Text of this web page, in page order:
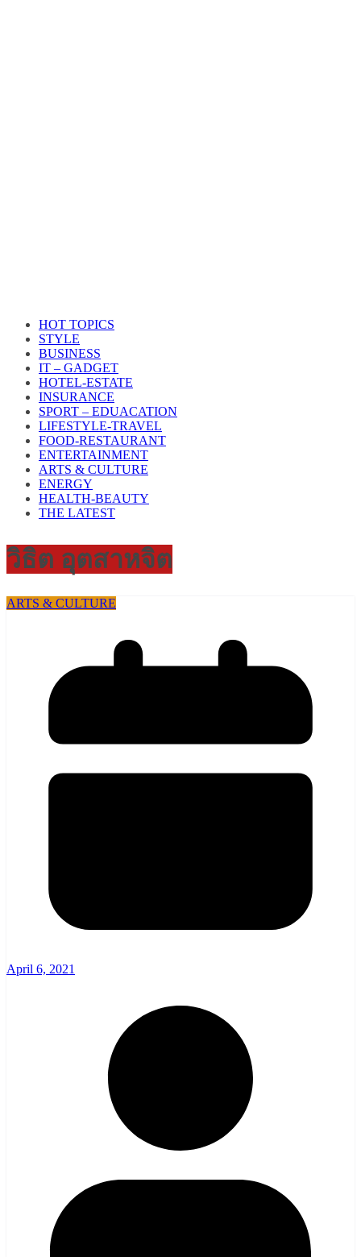
HOT TOPICS
STYLE
BUSINESS
IT – GADGET
HOTEL-ESTATE
INSURANCE
SPORT – EDUACATION
LIFESTYLE​-TRAVEL​
FOOD-RESTAURANT
ENTERTAINMENT
ARTS & CULTURE
ENERGY
HEALTH​-BEAUTY
THE LATEST
วิธิต อุตสาหจิต
ARTS & CULTURE
April 6, 2021